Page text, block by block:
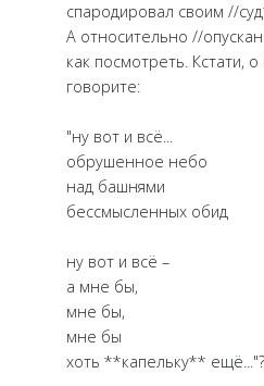
спародировал своим //
А относительно //
как посмотреть. Кстати,
говорите:
"ну вот и всё...
обрушенное небо
над башнями
бессмысленных обид
ну вот и всё –
а мне бы,
мне бы,
мне бы
хоть **капельку** ещё..."?